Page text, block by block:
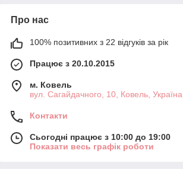
Про нас
100% позитивних з 22 відгуків за рік
Працює з 20.10.2015
м. Ковель
вул. Сагайдачного, 10, Ковель, Україна
Контакти
Сьогодні працює з 10:00 до 19:00
Показати весь графік роботи